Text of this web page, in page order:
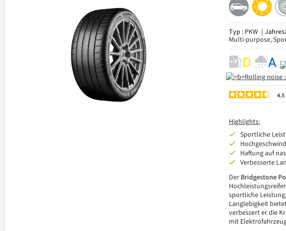
Typ: PKW
Multi-purpose,
4.5
Highlights:
Sportliche
Haftung auf
Verbesserte
DerBridgestone
sportliche
Langlebigkeit
verbessert er die
mit